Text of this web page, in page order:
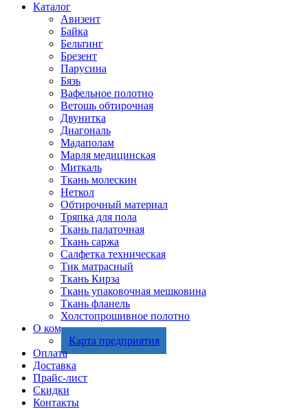
Каталог
Авизент
Байка
Бельтинг
Брезент
Парусина
Бязь
Вафельное полотно
Ветошь обтирочная
Двунитка
Диагональ
Мадаполам
Марля медицинская
Миткаль
Ткань молескин
Неткол
Обтирочный материал
Тряпка для пола
Ткань палаточная
Ткань саржа
Салфетка техническая
Тик матрасный
Ткань Кирза
Ткань упаковочная мешковина
Ткань фланель
Холстопрошивное полотно
О компании
Карта предприятия
Оплата
Доставка
Прайс-лист
Скидки
Контакты